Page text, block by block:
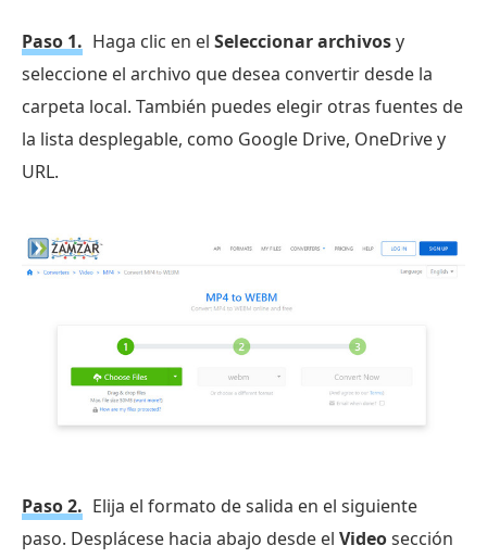
Paso 1. Haga clic en el Seleccionar archivosy
seleccione el archivo que desea convertir desde la
carpeta local. También puedes elegir otras fuentes de
la lista desplegable, como Google Drive, OneDrive y
URL.
Paso 2. Elija el formato de salida en el siguiente
paso. Desplácese hacia abajo desde el Videosección